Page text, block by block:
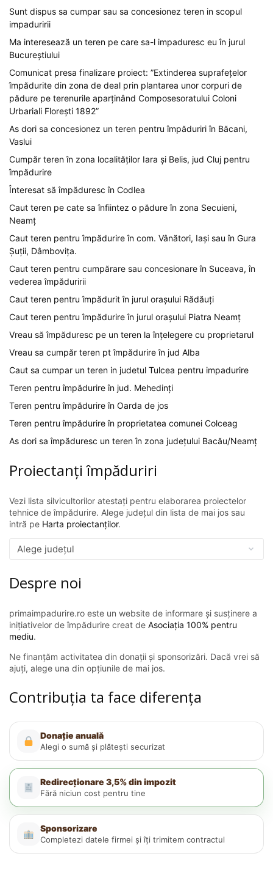
Sunt dispus sa cumpar sau sa concesionez teren in scopul
impaduririi
Ma interesează un teren pe care sa-l impaduresc eu în jurul
Bucureștiului
Comunicat presa finalizare proiect: ”Extinderea suprafețelor
împădurite din zona de deal prin plantarea unor corpuri de
pădure pe terenurile aparținând Composesoratului Coloni
Urbariali Florești 1892”
As dori sa concesionez un teren pentru împăduriri în Băcani,
Vaslui
Cumpăr teren în zona localităților Iara și Belis, jud Cluj pentru
împădurire
Înteresat să împăduresc în Codlea
Caut teren pe cate sa înfiintez o pădure în zona Secuieni,
Neamț
Caut teren pentru împădurire în com. Vânători, Iași sau în Gura
Șuții, Dâmbovița.
Caut teren pentru cumpărare sau concesionare în Suceava, în
vederea împăduririi
Caut teren pentru împădurit în jurul orașului Rădăuți
Caut teren pentru împădurire în jurul orașului Piatra Neamț
Vreau să împăduresc pe un teren la înțelegere cu proprietarul
Vreau sa cumpăr teren pt împădurire în jud Alba
Caut sa cumpar un teren in judetul Tulcea pentru impadurire
Teren pentru împădurire în jud. Mehedinți
Teren pentru împădurire în Oarda de jos
Teren pentru împădurire în proprietatea comunei Colceag
As dori sa împăduresc un teren în zona județului Bacău/Neamț
Proiectanți împăduriri
Vezi lista silvicultorilor atestați pentru elaborarea proiectelor
tehnice de împădurire. Alege județul din lista de mai jos sau
intră pe Harta proiectanților.
Despre noi
primaimpadurire.ro este un website de informare și susținere a
inițiativelor de împădurire creat de Asociația 100% pentru
mediu.
Ne finanțăm activitatea din donații și sponsorizări. Dacă vrei să
ajuți, alege una din opțiunile de mai jos.
Contribuția ta face diferența
Donație anuală
Alegi o sumă și plătești securizat
Redirecționare 3,5% din impozit
Fără niciun cost pentru tine
Sponsorizare
Completezi datele firmei și îți trimitem contractul